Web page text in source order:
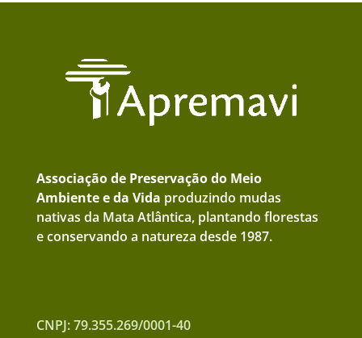
Associação de Preservação do Meio
Ambiente e da Vida produzindo mudas
nativas da Mata Atlântica, plantando florestas
e conservando a natureza desde 1987.
CNPJ: 79.355.269/0001-40